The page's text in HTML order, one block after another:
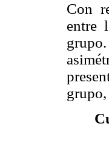
Con
entre